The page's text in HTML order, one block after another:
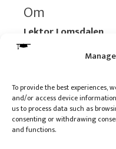
To provide the best experiences,
and/or access device
us to process data such as
consenting or withdrawing
and functions.
Om
Lektor Lomsdalen
Les mer:Om
Les mer:Om